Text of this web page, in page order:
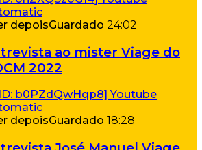
depoisGuardado 24:02
ao mister Viage do
2022
depoisGuardado 18:28